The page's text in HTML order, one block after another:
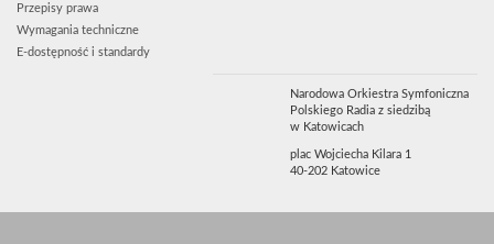
Przepisy prawa
Wymagania techniczne
E-dostępność i standardy
Narodowa Orkiestra Symfoniczna
Polskiego Radia z siedzibą
w Katowicach
plac Wojciecha Kilara 1
40-202 Katowice